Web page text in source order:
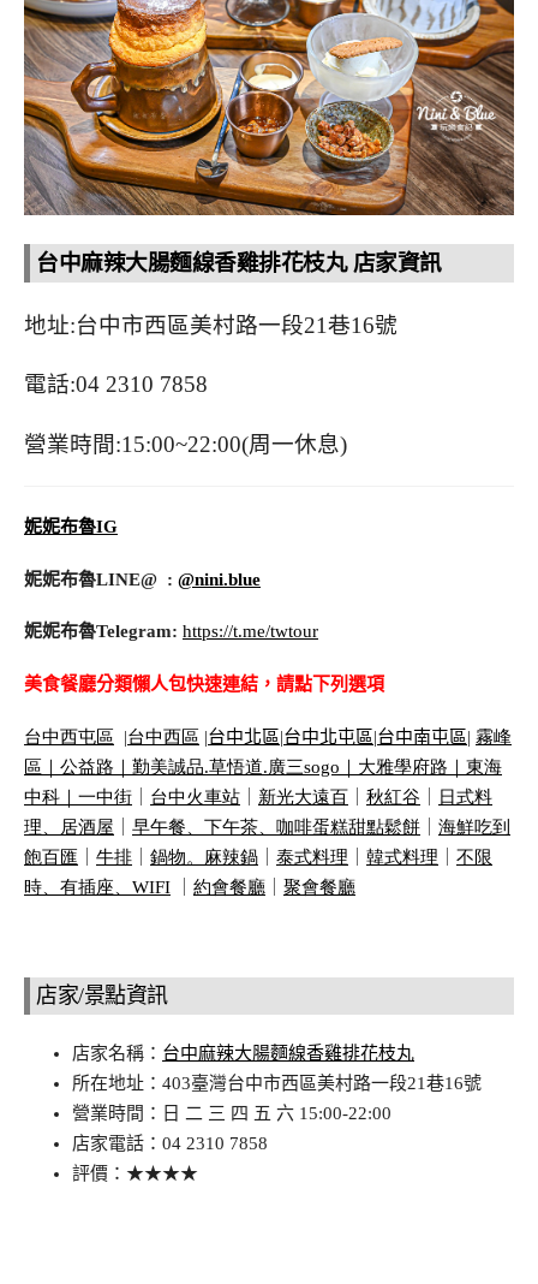
台中麻辣大腸麵線香雞排花枝丸 店家資訊
地址:台中市西區美村路一段21巷16號
電話:04 2310 7858
營業時間:15:00~22:00(周一休息)
妮妮布魯IG
妮妮布魯LINE@ : @nini.blue
妮妮布魯Telegram: https://t.me/twtour
美食餐廳分類懶人包快速連結，請點下列選項
台中西屯區 |台中西區 |台中北區|台中北屯區|台中南屯區| 霧峰
區｜ 公益路｜ 勤美誠品.草悟道.廣三sogo 大雅學府路｜ 東海
中科｜ 一中街 台中火車站 新光大遠百 秋紅谷
日式料
理、居酒屋
早午餐、下午茶、咖啡蛋糕甜點鬆餅
海鮮吃到
飽百匯
牛排 鍋物。麻辣鍋 泰式料理 韓式料理
不限
時、有插座、 WIFI 約會餐廳 聚會餐廳
店家/景點資訊
店家名稱： 台中麻辣大腸麵線香雞排花枝丸
所在地址：403臺灣台中市西區美村路一段21巷16號
營業時間：日 二 三 四 五 六 15:00-22:00
店家電話：04 2310 7858
評價：★★★★